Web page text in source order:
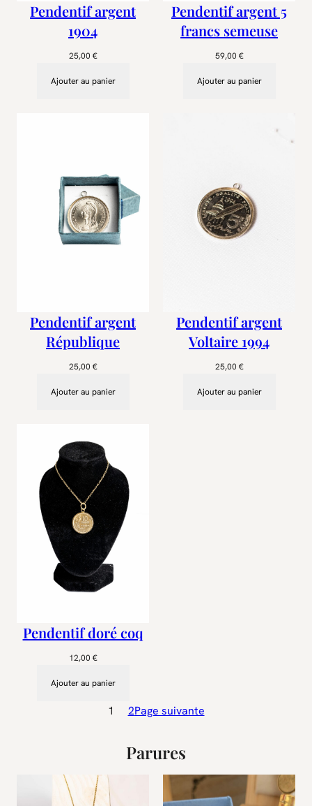
Pendentif argent
1904
25,00 €
Ajouter au panier
Pendentif argent 5
francs semeuse
59,00 €
Ajouter au panier
Pendentif argent
République
25,00 €
Ajouter au panier
Pendentif argent
Voltaire 1994
25,00 €
Ajouter au panier
Pendentif doré coq
12,00 €
Ajouter au panier
1 2Page suivante
Parures